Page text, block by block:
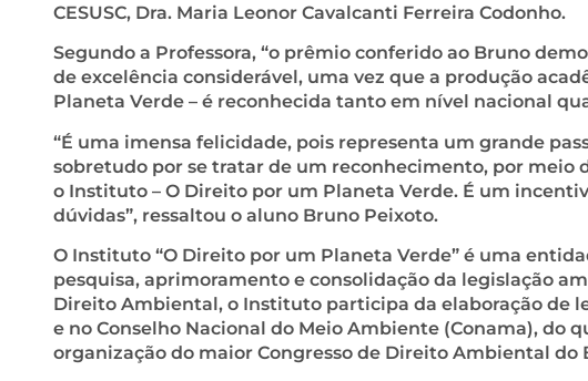
CESUSC, Dra. Maria Leonor Cavalcanti Ferreira Codonho.
Segundo a Professora, “o prêmio conferido ao Bruno
de excelência considerável, uma vez que a produção
Planeta Verde – é reconhecida tanto em nível nacional
“É uma imensa felicidade, pois representa um grande
sobretudo por se tratar de um reconhecimento, por
o Instituto – O Direito por um Planeta Verde. É um
dúvidas”, ressaltou o aluno Bruno Peixoto.
O Instituto “O Direito por um Planeta Verde” é uma
pesquisa, aprimoramento e consolidação da legislação
Direito Ambiental, o Instituto participa da elaboração de
e no Conselho Nacional do Meio Ambiente (Conama), do
organização do maior Congresso de Direito Ambiental do